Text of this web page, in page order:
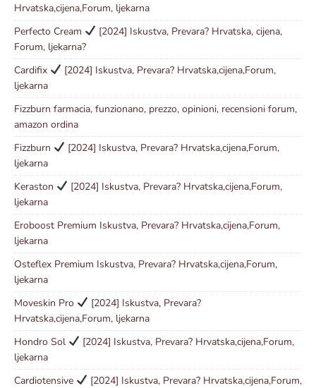
Hrvatska,cijena,Forum, ljekarna
Perfecto Cream
[2024] Iskustva, Prevara? Hrvatska, cijena,
Forum, ljekarna?
Cardifix
[2024] Iskustva, Prevara? Hrvatska,cijena,Forum,
ljekarna
Fizzburn farmacia, funzionano, prezzo, opinioni, recensioni forum,
amazon ordina
Fizzburn
[2024] Iskustva, Prevara? Hrvatska,cijena,Forum,
ljekarna
Keraston
[2024] Iskustva, Prevara? Hrvatska,cijena,Forum,
ljekarna
Eroboost Premium Iskustva, Prevara? Hrvatska,cijena,Forum,
ljekarna
Osteflex Premium Iskustva, Prevara? Hrvatska,cijena,Forum,
ljekarna
Moveskin Pro
[2024] Iskustva, Prevara?
Hrvatska,cijena,Forum, ljekarna
Hondro Sol
[2024] Iskustva, Prevara? Hrvatska,cijena,Forum,
ljekarna
Cardiotensive
[2024] Iskustva, Prevara? Hrvatska,cijena,Forum,